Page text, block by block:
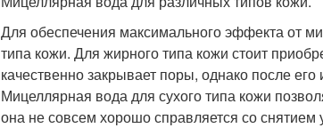
Для обеспечения максимального эффекта от
типа кожи. Для жирного типа кожи стоит
качественно закрывает поры, однако после
Мицеллярная вода для сухого типа кожи
она не совсем хорошо справляется со снятием